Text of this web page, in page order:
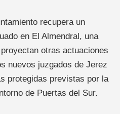
recupera un
en El Almendral, una
otras actuaciones
nuevos juzgados de Jerez
protegidas previstas por la
de Puertas del Sur.